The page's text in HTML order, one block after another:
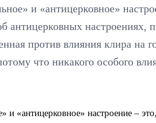
и «антицерковное»
антицерковных настроениях,
против влияния клира на
что никакого особого
и «антицерковное» настроение –